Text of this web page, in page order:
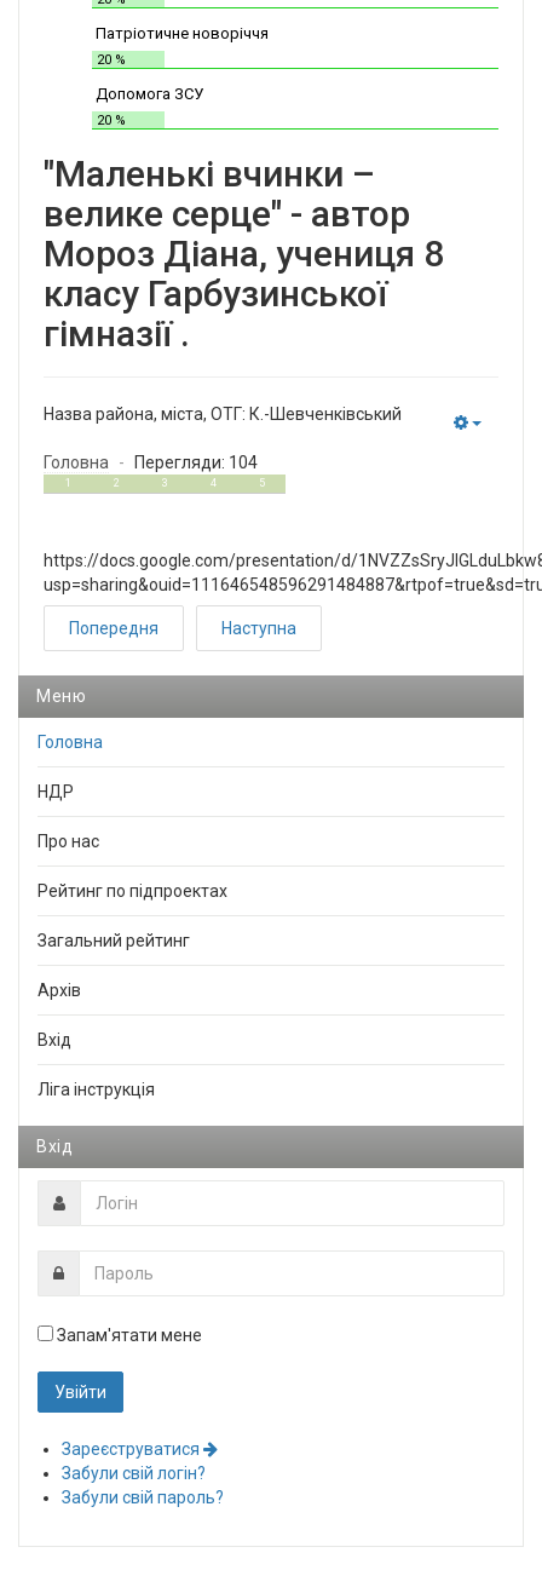
Патріотичне новоріччя
20 %
Допомога ЗСУ
20 %
"Маленькі вчинки –
велике серце" - автор
Мороз Діана, учениця 8
класу Гарбузинської
гімназії .
Назва района, міста, ОТГ: К.-Шевченківський
Головна Перегляди: 104
35
1 2 3 4 5
https://docs.google.com/presentation/d/
Попередня Наступна
Меню
Головна
НДР
Про нас
Рейтинг по підпроектах
Загальний рейтинг
Архів
Вхід
Ліга інструкція
Вхід
Запам'ятати мене
Зареєструватися
Забули свій логін?
Забули свій пароль?